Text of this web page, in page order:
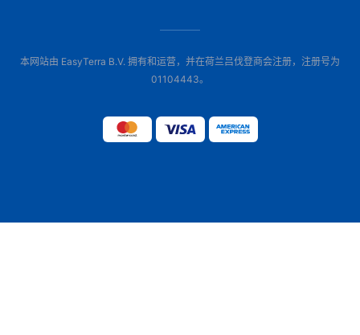
本网站由 EasyTerra B.V. 拥有和运营，并在荷兰吕伐登商会注册，注册号为
01104443。